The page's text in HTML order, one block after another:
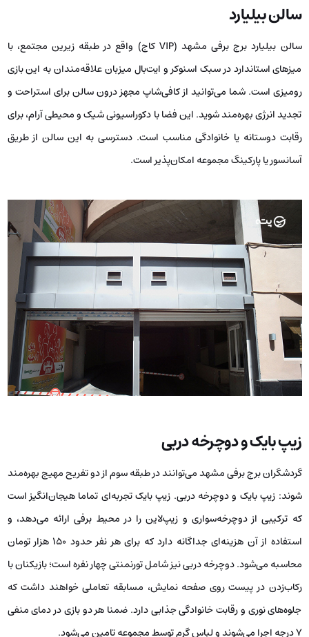
سالن بیلیارد
سالن بیلیارد برج برفی مشهد (VIP کاج) واقع در طبقه زیرین مجتمع، با
میزهای استاندارد در سبک اسنوکر و ایت‌بال میزبان علاقه‌مندان به این بازی
رومیزی است. شما می‌توانید از کافی‌شاپ مجهز درون سالن برای استراحت و
تجدید انرژی بهره‌مند شوید. این فضا با دکوراسیونی شیک و محیطی آرام، برای
رقابت دوستانه یا خانوادگی مناسب است. دسترسی به این سالن از طریق
آسانسور یا پارکینگ مجموعه امکان‌پذیر است.
زیپ بایک و دوچرخه دربی
گردشگران برج برفی مشهد می‌توانند در طبقه سوم از دو تفریح مهیج بهره‌مند
شوند: زیپ بایک و دوچرخه دربی. زیپ بایک تجربه‌ای تماما هیجان‌انگیز است
که ترکیبی از دوچرخه‌سواری و زیپ‌لاین را در محیط برفی ارائه می‌دهد، و
استفاده از آن هزینه‌ای جداگانه دارد که برای هر نفر حدود ۱۵۰ هزار تومان
محاسبه می‌شود. دوچرخه دربی نیز شامل تورنمنتی چهار نفره است؛ بازیکنان با
رکاب‌زدن در پیست روی صفحه نمایش، مسابقه تعاملی خواهند داشت که
جلوه‌های نوری و رقابت خانوادگی جذابی دارد. ضمنا هر دو بازی در دمای منفی
۷ درجه اجرا می‌شوند و لباس گرم توسط مجموعه تامین می‌شود.